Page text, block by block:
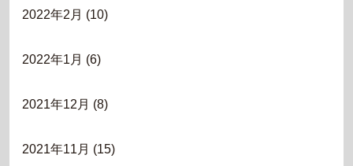
2022年2月 (10)
2022年1月 (6)
2021年12月 (8)
2021年11月 (15)